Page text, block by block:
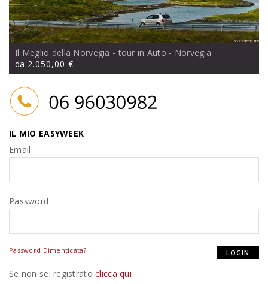
Il Meglio della Norvegia - tour in Auto - Norvegia
da 2.050,00 €
IL MIO EASYWEEK
Email
Password
Password Dimenticata?
Se non sei registratoclicca qui